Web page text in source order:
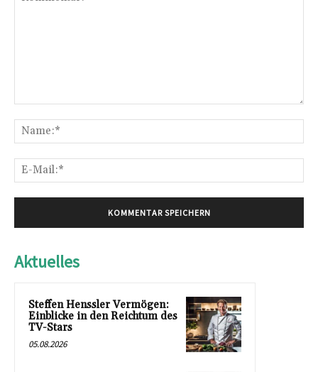
Aktuelles
Steffen Henssler Vermögen:
Einblicke in den Reichtum des
TV-Stars
05.08.2026